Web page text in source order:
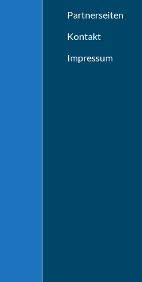
Partnerseiten
Kontakt
Impressum